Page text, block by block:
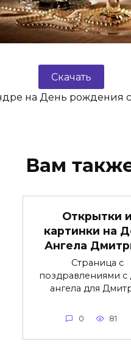
Скачать
на День рождения
Вам
Открытки и
картинки на
Ангела
Страница с
поздравлениями
ангела для
0 81